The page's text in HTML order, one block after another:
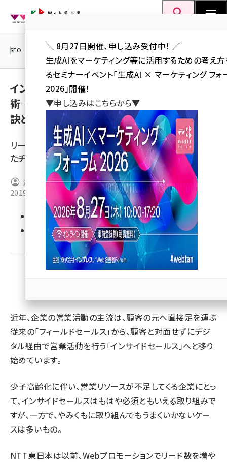
ン
seo (3528)
ai (2811)
youtube (2439)
note (2315)
セミナー (2308)
z世代 (1623)
meo (1277)
llmo (1166)
SEO マーケティング／広告 AI SNS アクセス解析／データ分析
インサイドセールスで成果を上げるための戦
術―NTT東日本が案件受注率を3倍にした秘
訣とは
リード獲得件数を3年で10倍に、案件受注率を3倍にし
たチームがたどりついた結論とは？ 無料PDFを公開中
池辺紗也子
2019年11月18日 7:00
85
優先するニュース提供元に追加
近年、企業の営業活動の主流は、顧客の元へ直接足を運ぶ
従来の「フィールドセールス」から、顧客と対面せずにデジ
タル経由で営業活動を行う「インサイドセールス」へと移り
始めています。
少子高齢化に伴い、営業リソースが不足してくる企業にとっ
て、インサイドセールスはもはや必須ともいえる取り組みで
すが、一方で、やみくもに取り組んでもうまくいかないケー
スは多いもの。
NTT東日本は以前、Webプロモーションでリード数を増や
＼ 8月27日開催、申し込み受付中！ ／
生成AIをマーケティング等に活用するための考え
るセミナーイベント「生成AI × マーケティング フォ
2026」開催！
▼申し込みはこちらから▼